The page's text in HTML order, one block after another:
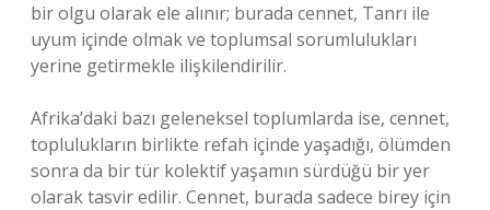
bir olgu olarak ele alınır; burada cennet, Tanrı ile
uyum içinde olmak ve toplumsal sorumlulukları
yerine getirmekle ilişkilendirilir.
Afrika’daki bazı geleneksel toplumlarda ise, cennet,
toplulukların birlikte refah içinde yaşadığı, ölümden
sonra da bir tür kolektif yaşamın sürdüğü bir yer
olarak tasvir edilir. Cennet, burada sadece birey için